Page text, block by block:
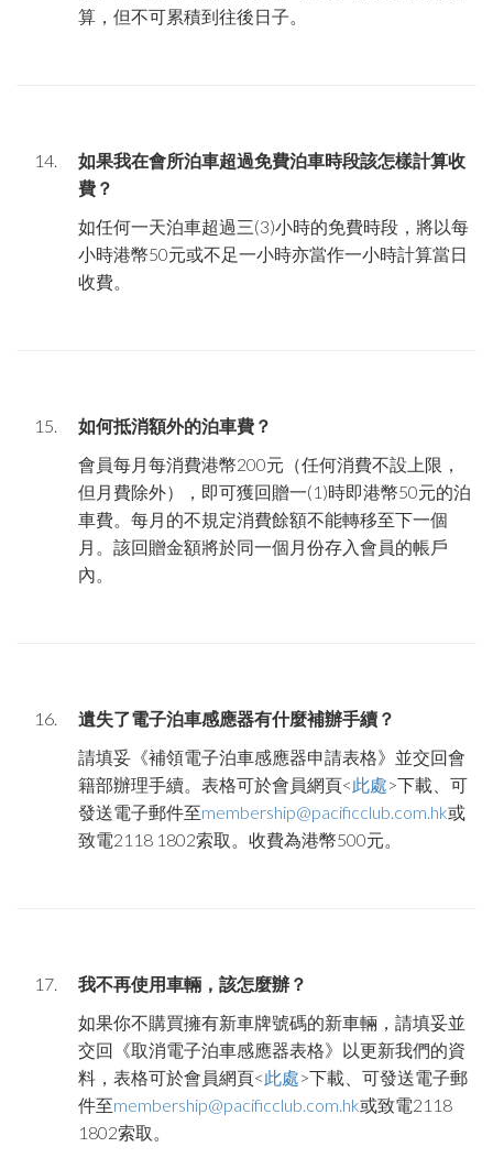
算，但不可累積到往後日子。
如果我在會所泊車超過免費泊車時段該怎樣計算收
費？
如任何一天泊車超過三(3)小時的免費時段，將以每
小時港幣50元或不足一小時亦當作一小時計算當日
收費。
如何抵消額外的泊車費？
會員每月每消費港幣200元（任何消費不設上限，
但月費除外），即可獲回贈一(1)時即港幣50元的泊
車費。每月的不規定消費餘額不能轉移至下一個
月。該回贈金額將於同一個月份存入會員的帳戶
內。
遺失了電子泊車感應器有什麼補辦手續？
請填妥《補領電子泊車感應器申請表格》並交回會
籍部辦理手續。表格可於會員網頁<此處>下載、可
發送電子郵件至membership@pacificclub.com.hk或
致電2118 1802索取。收費為港幣500元。
我不再使用車輛，該怎麼辦？
如果你不購買擁有新車牌號碼的新車輛，請填妥並
交回《取消電子泊車感應器表格》以更新我們的資
料，表格可於會員網頁<此處>下載、可發送電子郵
件至membership@pacificclub.com.hk或致電2118
1802索取 。